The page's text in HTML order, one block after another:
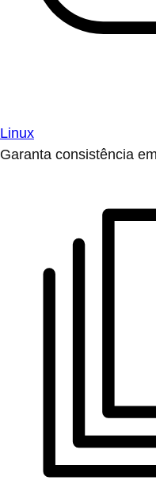
Linux
Garanta consistência